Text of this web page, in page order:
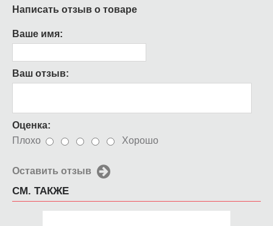
Написать отзыв о товаре
Ваше имя:
Ваш отзыв:
Оценка:
Плохо
Хорошо
Оставить отзыв
СМ. ТАКЖЕ